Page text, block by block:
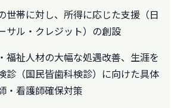
世帯に対し、所得に応じた支援（日
サル・クレジット）の創設
福祉人材の大幅な処遇改善、生涯を
診（国民皆歯科検診）に向けた具体
・看護師確保対策